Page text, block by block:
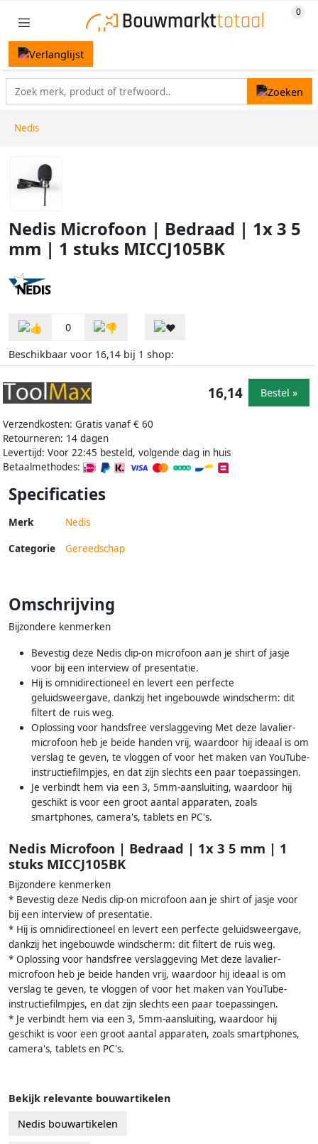
Nedis
Nedis Microfoon | Bedraad | 1x 3 5
mm | 1 stuks MICCJ105BK
0
Beschikbaar voor 16,14 bij 1 shop:
Verzendkosten: Gratis vanaf € 60
Retourneren: 14 dagen
Levertijd: Voor 22:45 besteld, volgende dag in huis
Betaalmethodes:
16,14 Bestel »
Specificaties
Merk Nedis
Categorie Gereedschap
Omschrijving
Bijzondere kenmerken
Bevestig deze Nedis clip-on microfoon aan je shirt of jasje
voor bij een interview of presentatie.
Hij is omnidirectioneel en levert een perfecte
geluidsweergave, dankzij het ingebouwde windscherm: dit
filtert de ruis weg.
Oplossing voor handsfree verslaggeving Met deze lavalier-
microfoon heb je beide handen vrij, waardoor hij ideaal is om
verslag te geven, te vloggen of voor het maken van YouTube-
instructiefilmpjes, en dat zijn slechts een paar toepassingen.
Je verbindt hem via een 3, 5mm-aansluiting, waardoor hij
geschikt is voor een groot aantal apparaten, zoals
smartphones, camera's, tablets en PC's.
Nedis Microfoon | Bedraad | 1x 3 5 mm | 1
stuks MICCJ105BK
Bijzondere kenmerken
* Bevestig deze Nedis clip-on microfoon aan je shirt of jasje voor
bij een interview of presentatie.
* Hij is omnidirectioneel en levert een perfecte geluidsweergave,
dankzij het ingebouwde windscherm: dit filtert de ruis weg.
* Oplossing voor handsfree verslaggeving Met deze lavalier-
microfoon heb je beide handen vrij, waardoor hij ideaal is om
verslag te geven, te vloggen of voor het maken van YouTube-
instructiefilmpjes, en dat zijn slechts een paar toepassingen.
* Je verbindt hem via een 3, 5mm-aansluiting, waardoor hij
geschikt is voor een groot aantal apparaten, zoals smartphones,
camera's, tablets en PC's.
Bekijk relevante bouwartikelen
Nedis bouwartikelen